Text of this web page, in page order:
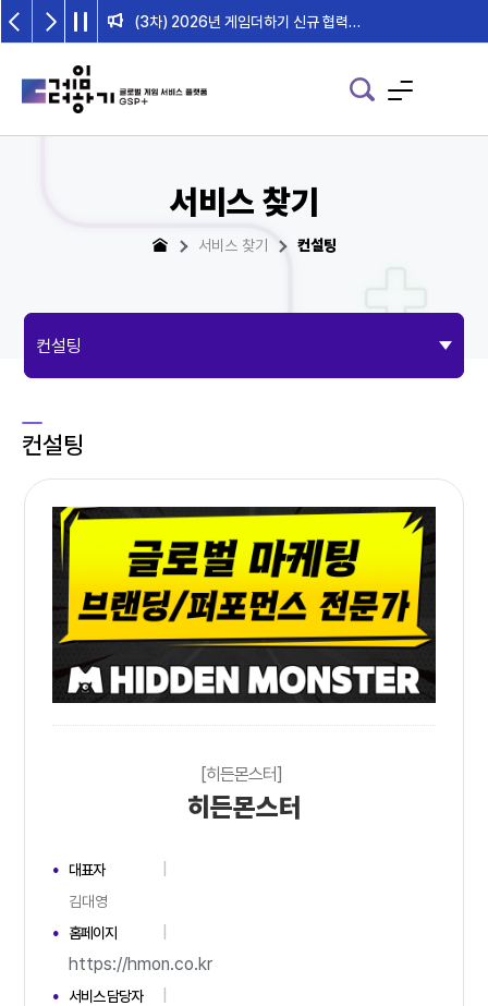
서비스 찾기
서비스 찾기 컨설팅
컨설팅
[히든몬스터]
히든몬스터
대표자
김대영
홈페이지
https://hmon.co.kr
서비스 담당자